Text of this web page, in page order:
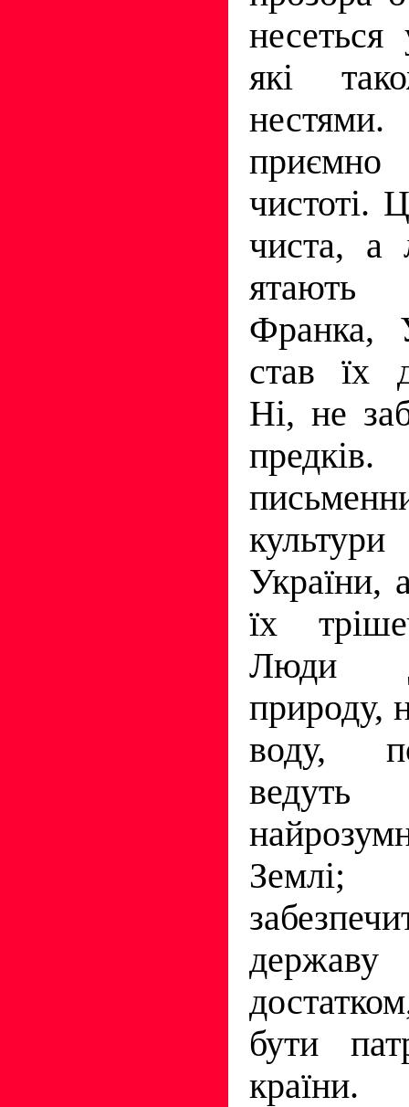
які
чистоті.
чиста,
Франка,
став їх
Ні, не
України,
їх
Люди
природу,
воду,
Землі;
бути
країни.